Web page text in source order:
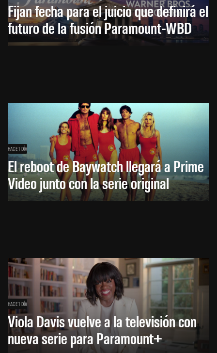
Fijan fecha para el juicio que definirá el
futuro de la fusión Paramount-WBD
HACE 1 DÍA
El reboot de Baywatch llegará a Prime
Video junto con la serie original
HACE 1 DÍA
Viola Davis vuelve a la televisión con
nueva serie para Paramount+